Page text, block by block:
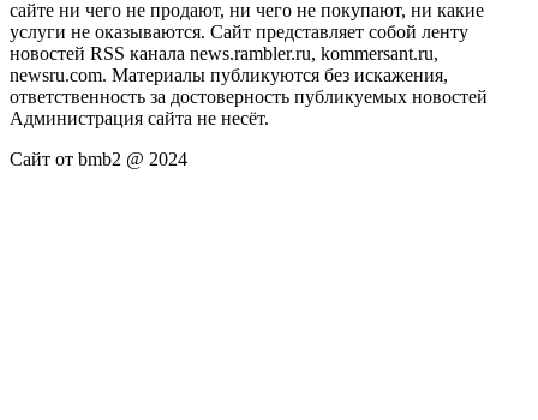
сайте ни чего не продают, ни чего не покупают, ни какие
услуги не оказываются. Сайт представляет собой ленту
новостей RSS канала news.rambler.ru, kommersant.ru,
newsru.com. Материалы публикуются без искажения,
ответственность за достоверность публикуемых новостей
Администрация сайта не несёт.
Сайт от bmb2 @ 2024